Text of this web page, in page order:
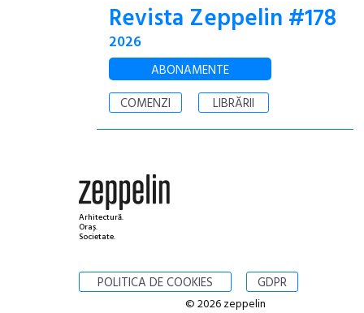
Revista Zeppelin #178
2026
ABONAMENTE
COMENZI
LIBRĂRII
Arhitectură.
Oraș.
Societate.
POLITICA DE COOKIES GDPR
© 2026 zeppelin